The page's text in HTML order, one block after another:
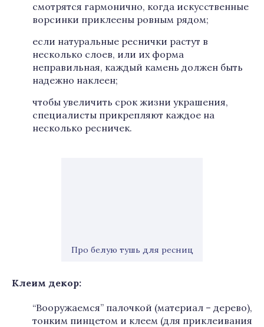
смотрятся гармонично, когда искусственные
ворсинки приклеены ровным рядом;
если натуральные реснички растут в
несколько слоев, или их форма
неправильная, каждый камень должен быть
надежно наклеен;
чтобы увеличить срок жизни украшения,
специалисты прикрепляют каждое на
несколько ресничек.
Про белую тушь для ресниц
Клеим декор:
“Вооружаемся” палочкой (материал – дерево),
тонким пинцетом и клеем (для приклеивания